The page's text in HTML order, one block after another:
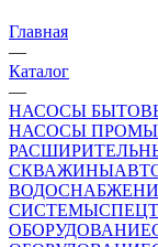
Главная
—
Каталог
—
НАСОСЫ
НАСОСЫ
СКВАЖИНЫ
СИСТЕМЫ
ОБОРУДОВАНИЕ